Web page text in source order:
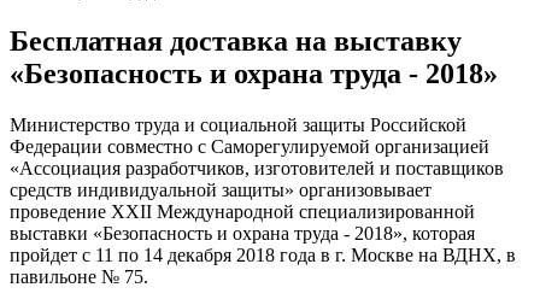
Бесплатная доставка на выставку
«Безопасность и охрана труда - 2018»
Министерство труда и социальной защиты Российской
Федерации совместно с Саморегулируемой организацией
«Ассоциация разработчиков, изготовителей и поставщиков
средств индивидуальной защиты» организовывает
проведение XXII Международной специализированной
выставки «Безопасность и охрана труда - 2018», которая
пройдет с 11 по 14 декабря 2018 года в г. Москве на ВДНХ, в
павильоне № 75.